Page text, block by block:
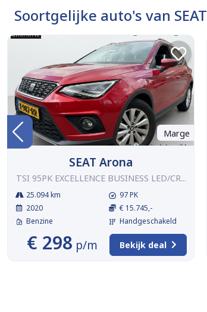
Soortgelijke auto's van SEAT
Marge
SEAT Arona
TSI 95PK EXCELLENCE BUSINESS LED/CR...
25.094 km
2020
Benzine
97 PK
€ 15.745,-
Handgeschakeld
€ 298 p/m Bekijk deal